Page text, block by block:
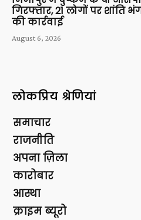
गिरफ्तार, 21 लोगों पर शांति
की कार्रवाई
August 6, 2026
लोकप्रिय श्रेणियां
समाचार
राजनीति
अपना ज़िला
कारोबार
आस्था
क्राइम ब्यूरो